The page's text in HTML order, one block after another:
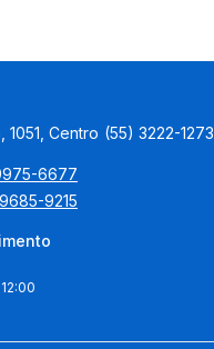
1051, Centro (55) 3222-1273
6677
9215